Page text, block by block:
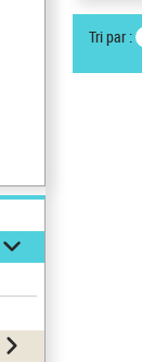
Tri par :